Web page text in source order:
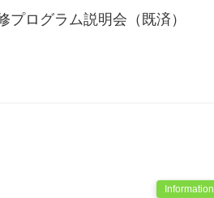
ログラム説明会（既済）
Information